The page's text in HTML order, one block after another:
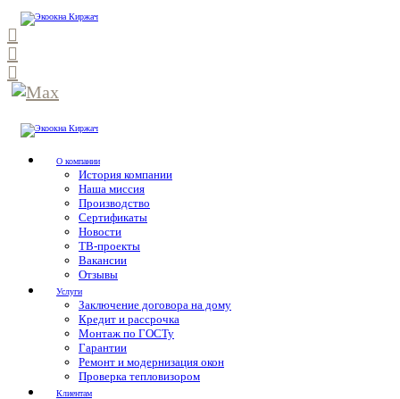
О компании
История компании
Наша миссия
Производство
Сертификаты
Новости
ТВ-проекты
Вакансии
Отзывы
Услуги
Заключение договора на дому
Кредит и рассрочка
Монтаж по ГОСТу
Гарантии
Ремонт и модернизация окон
Проверка тепловизором
Клиентам